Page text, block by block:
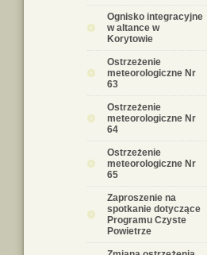
Ognisko integracyjne
w altance w
Korytowie
Ostrzeżenie
meteorologiczne Nr
63
Ostrzeżenie
meteorologiczne Nr
64
Ostrzeżenie
meteorologiczne Nr
65
Zaproszenie na
spotkanie dotyczące
Programu Czyste
Powietrze